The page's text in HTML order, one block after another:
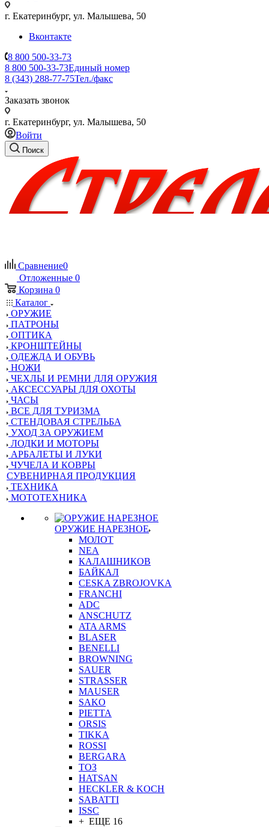
г. Екатеринбург, ул. Малышева, 50
Вконтакте
8 800 500-33-73
8 800 500-33-73Единый номер
8 (343) 288-77-75Тел./факс
Заказать звонок
г. Екатеринбург, ул. Малышева, 50
Войти
Поиск
Сравнение0
Отложенные 0
Корзина 0
Каталог
ОРУЖИЕ
ПАТРОНЫ
ОПТИКА
КРОНШТЕЙНЫ
ОДЕЖДА И ОБУВЬ
НОЖИ
ЧЕХЛЫ И РЕМНИ ДЛЯ ОРУЖИЯ
АКСЕССУАРЫ ДЛЯ ОХОТЫ
ЧАСЫ
ВСЕ ДЛЯ ТУРИЗМА
СТЕНДОВАЯ СТРЕЛЬБА
УХОД ЗА ОРУЖИЕМ
ЛОДКИ И МОТОРЫ
АРБАЛЕТЫ И ЛУКИ
ЧУЧЕЛА И КОВРЫ
СУВЕНИРНАЯ ПРОДУКЦИЯ
ТЕХНИКА
МОТОТЕХНИКА
ОРУЖИЕ НАРЕЗНОЕ
МОЛОТ
NEA
КАЛАШНИКОВ
БАЙКАЛ
CESKA ZBROJOVKA
FRANCHI
ADC
ANSCHUTZ
ATA ARMS
BLASER
BENELLI
BROWNING
SAUER
STRASSER
MAUSER
SAKO
PIETTA
ORSIS
TIKKA
ROSSI
BERGARA
ТОЗ
HATSAN
HECKLER & KOCH
SABATTI
ISSC
+ ЕЩЕ 16